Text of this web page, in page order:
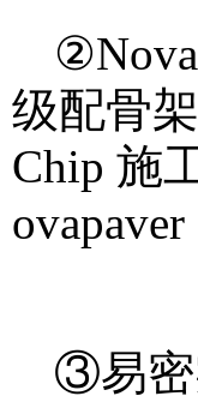
级配骨
Chip 施
③易密